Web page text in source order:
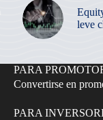
leve
PARA
Convertirse en
PARA